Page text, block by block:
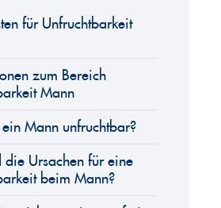
für Unfruchtbarkeit
zum Bereich
Mann
Mann unfruchtbar?
die Ursachen für eine
beim Mann?